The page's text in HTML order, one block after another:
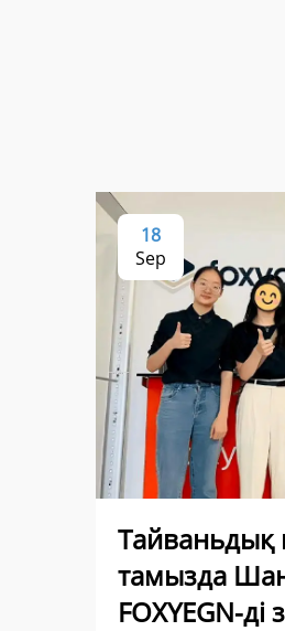
18
Sep
Тайваньдық
тамызда
FOXYEGN-ді